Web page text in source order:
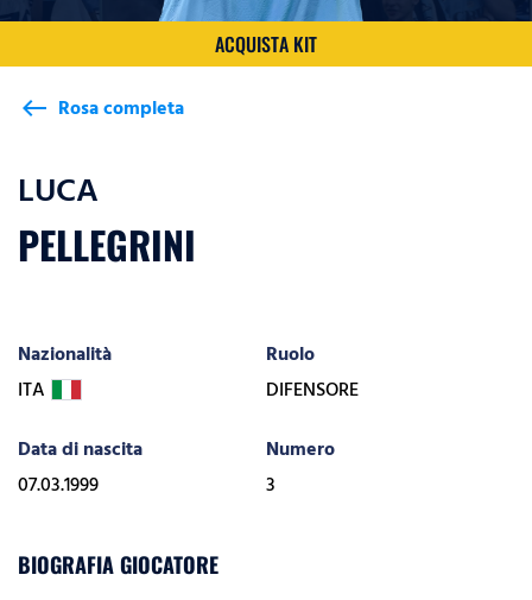
ACQUISTA KIT
west Rosa completa
LUCA
PELLEGRINI
Nazionalità
ITA
Data di nascita
07.03.1999
Ruolo
DIFENSORE
Numero
3
BIOGRAFIA GIOCATORE